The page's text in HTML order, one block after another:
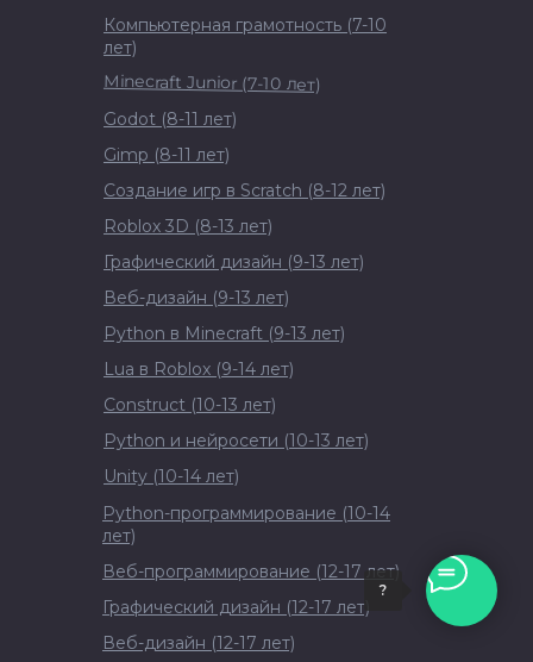
?
Компьютерная грамотность (7-10
лет)
Minecraft Junior (7-10 лет)
Gimp (8-11 лет)
Godot (8-11 лет)
Создание игр в Scratch (8-12 лет)
Roblox 3D (8-13 лет)
Графический дизайн (9-13 лет)
Python в Minecraft (9-13 лет)
Веб-дизайн (9-13 лет)
Lua в Roblox (9-14 лет)
Python и нейросети (10-13 лет)
Construct (10-13 лет)
Python-программирование (10-14
лет)
Unity (10-14 лет)
Веб-дизайн (12-17 лет)
Веб-программирование (12-17 лет)
Графический дизайн (12-17 лет)